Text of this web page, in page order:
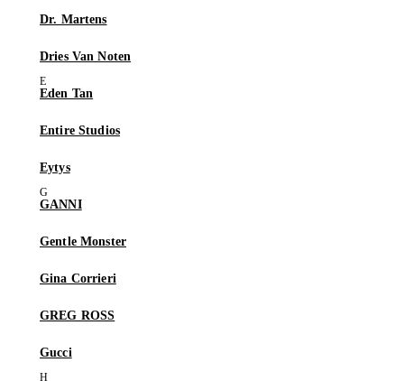
Dr. Martens
Dries Van Noten
Eden Tan
Entire Studios
Eytys
GANNI
Gentle Monster
Gina Corrieri
GREG ROSS
Gucci